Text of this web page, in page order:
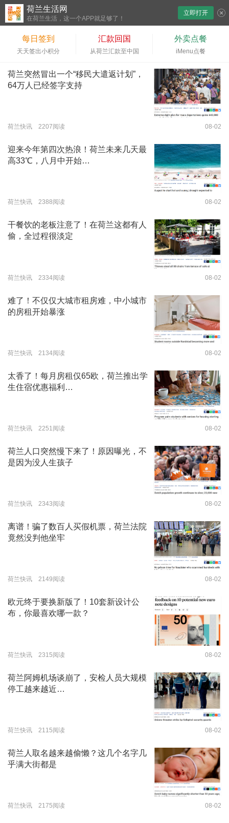
荷兰生活网
在荷兰生活，这一个APP就足够了！
立即打开
每日签到
天天签出小积分
汇款回国
从荷兰汇款至中国
外卖点餐
iMenu点餐
荷兰突然冒出一个“移民大遣返计划”，
64万人已经签字支持
荷兰快讯 2207阅读 08-02
迎来今年第四次热浪！荷兰未来几天最
高33℃，八月中开始…
荷兰快讯 2388阅读 08-02
干餐饮的老板注意了！在荷兰这都有人
偷，全过程很淡定
荷兰快讯 2334阅读 08-02
难了！不仅仅大城市租房难，中小城市
的房租开始暴涨
荷兰快讯 2134阅读 08-02
太香了！每月房租仅65欧，荷兰推出学
生住宿优惠福利…
荷兰快讯 2251阅读 08-02
荷兰人口突然慢下来了！原因曝光，不
是因为没人生孩子
荷兰快讯 2343阅读 08-02
离谱！骗了数百人买假机票，荷兰法院
竟然没判他坐牢
荷兰快讯 2149阅读 08-02
欧元终于要换新版了！10套新设计公
布，你最喜欢哪一款？
荷兰快讯 2315阅读 08-02
荷兰阿姆机场谈崩了，安检人员大规模
停工越来越近…
荷兰快讯 2115阅读 08-02
荷兰人取名越来越偷懒？这几个名字几
乎满大街都是
荷兰快讯 2175阅读 08-02